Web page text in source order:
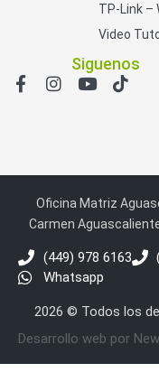
TP-Link –
Video
Siguenos
Oficina Matriz
Carmen
(449) 978 6163
Whatsapp
2026 © Todos los
Desarrollo web por